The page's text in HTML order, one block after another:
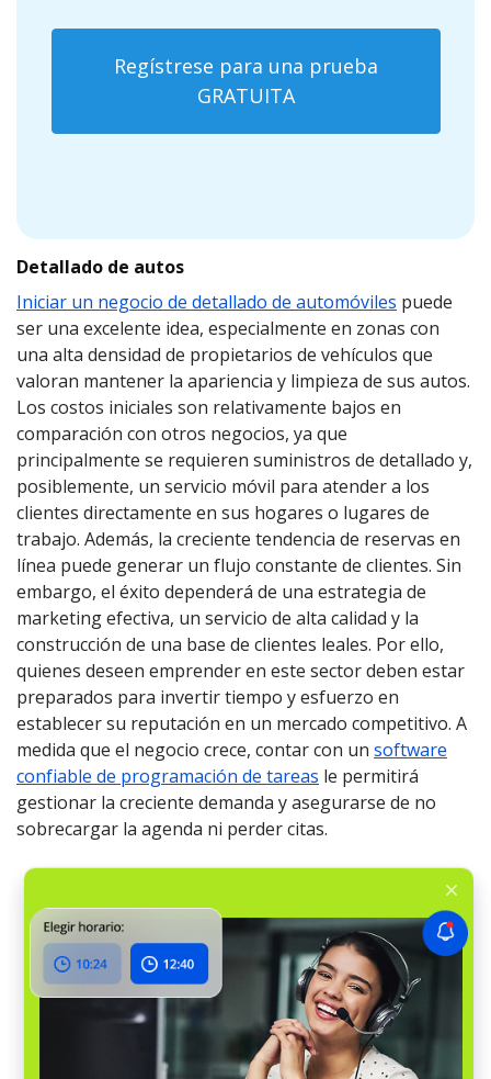
Regístrese para una prueba
GRATUITA
Detallado de autos
Iniciar un negocio de detallado de automóviles puede
ser una excelente idea, especialmente en zonas con
una alta densidad de propietarios de vehículos que
valoran mantener la apariencia y limpieza de sus autos.
Los costos iniciales son relativamente bajos en
comparación con otros negocios, ya que
principalmente se requieren suministros de detallado y,
posiblemente, un servicio móvil para atender a los
clientes directamente en sus hogares o lugares de
trabajo. Además, la creciente tendencia de reservas en
línea puede generar un flujo constante de clientes. Sin
embargo, el éxito dependerá de una estrategia de
marketing efectiva, un servicio de alta calidad y la
construcción de una base de clientes leales. Por ello,
quienes deseen emprender en este sector deben estar
preparados para invertir tiempo y esfuerzo en
establecer su reputación en un mercado competitivo. A
medida que el negocio crece, contar con un software
confiable de programación de tareas le permitirá
gestionar la creciente demanda y asegurarse de no
sobrecargar la agenda ni perder citas.
Al crear un cronograma para el equipo,
es muy útil contar con un sistema todo
en uno. Es realmente eficaz. Cuando
programamos trabajos de detallado,